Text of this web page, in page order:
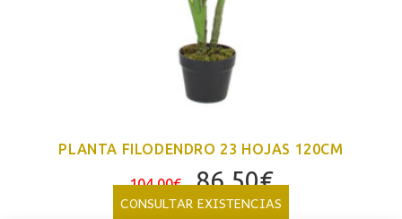
PLANTA FILODENDRO 23 HOJAS 120CM
104,00€
El
precio
86,50€El
precio
CONSULTAR EXISTENCIAS